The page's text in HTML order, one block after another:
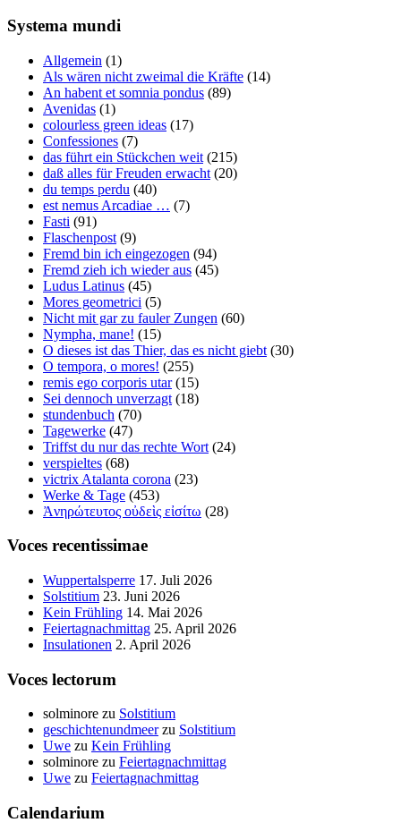
Systema mundi
Allgemein (1)
Als wären nicht zweimal die Kräfte (14)
An habent et somnia pondus (89)
Avenidas (1)
colourless green ideas (17)
Confessiones (7)
das führt ein Stückchen weit (215)
daß alles für Freuden erwacht (20)
du temps perdu (40)
est nemus Arcadiae … (7)
Fasti (91)
Flaschenpost (9)
Fremd bin ich eingezogen (94)
Fremd zieh ich wieder aus (45)
Ludus Latinus (45)
Mores geometrici (5)
Nicht mit gar zu fauler Zungen (60)
Nympha, mane! (15)
O dieses ist das Thier, das es nicht giebt (30)
O tempora, o mores! (255)
remis ego corporis utar(15)
Sei dennoch unverzagt (18)
stundenbuch (70)
Tagewerke (47)
Triffst du nur das rechte Wort (24)
verspieltes (68)
victrix Atalanta corona (23)
Werke & Tage (453)
Ἀνηρώτευτος οὐδεὶς εἰσίτω (28)
Voces recentissimae
Wuppertalsperre 17. Juli 2026
Solstitium 23. Juni 2026
Kein Frühling 14. Mai 2026
Feiertagnachmittag 25. April 2026
Insulationen 2. April 2026
Voces lectorum
solminore zu Solstitium
geschichtenundmeerzu Solstitium
Uwe zu Kein Frühling
solminore zu Feiertagnachmittag
Uwe zu Feiertagnachmittag
Calendarium